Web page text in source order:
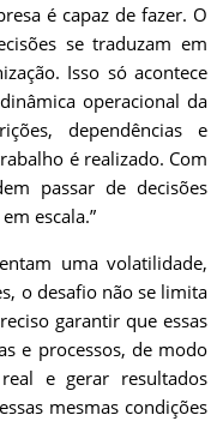
é capaz de fazer. O
se traduzam em
Isso só acontece
operacional da
dependências e
é realizado. Com
passar de decisões
escala.”
uma volatilidade,
o desafio não se limita
garantir que essas
e processos, de modo
e gerar resultados
mesmas condições